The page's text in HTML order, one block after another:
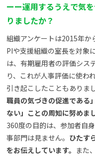
ーー運用するうえで気
りましたか？
組織アンケートは2015年か
PIや支援組織の室長を対象
は、有期雇用者の評価シス
り、これが人事評価に使わ
引き起こしたこともありま
職員の気づきの促進である
ない」ことの周知に努めまし
360度の目的は、参加者自
事部門は見ません。 ひたす
をお伝えしています。 また